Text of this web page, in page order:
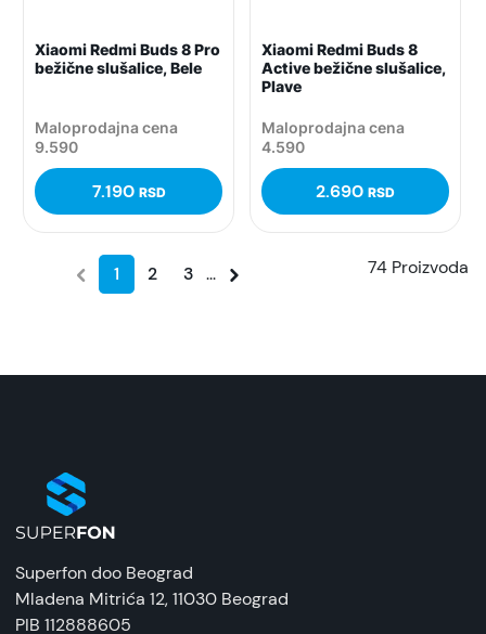
Xiaomi Redmi Buds 8 Pro
bežične slušalice, Bele
Maloprodajna cena
9.590
7.190 RSD
Xiaomi Redmi Buds 8
Active bežične slušalice,
Plave
Maloprodajna cena
4.590
2.690 RSD
1 2 3 ... 74 Proizvoda
Superfon doo Beograd
Mladena Mitrića 12, 11030 Beograd
PIB 112888605